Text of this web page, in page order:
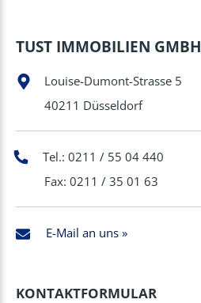
TUST IMMOBILIEN GMBH
Louise-Dumont-Strasse 5
40211 Düsseldorf
Tel.: 0211 / 55 04 440
Fax: 0211 / 35 01 63
E-Mail an uns »
KONTAKTFORMULAR